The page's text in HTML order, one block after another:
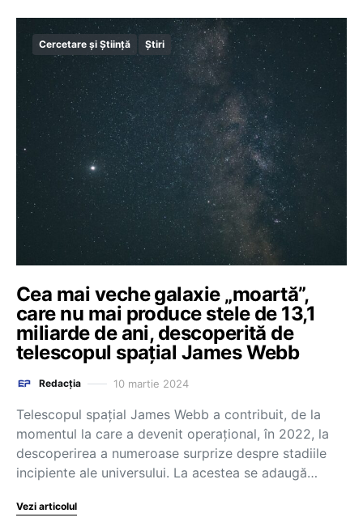
Cercetare și Știință Știri
Cea mai veche galaxie „moartă”,
care nu mai produce stele de 13,1
miliarde de ani, descoperită de
telescopul spațial James Webb
Redacția 10 martie 2024
Telescopul spaţial James Webb a contribuit, de la
momentul la care a devenit operaţional, în 2022, la
descoperirea a numeroase surprize despre stadiile
incipiente ale universului. La acestea se adaugă…
Vezi articolul